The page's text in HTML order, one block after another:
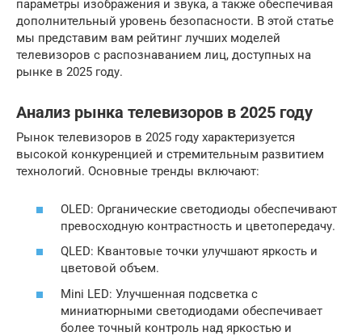
параметры изображения и звука, а также обеспечивая
дополнительный уровень безопасности. В этой статье
мы представим вам рейтинг лучших моделей
телевизоров с распознаванием лиц, доступных на
рынке в 2025 году.
Анализ рынка телевизоров в 2025 году
Рынок телевизоров в 2025 году характеризуется
высокой конкуренцией и стремительным развитием
технологий. Основные тренды включают:
OLED: Органические светодиоды обеспечивают
превосходную контрастность и цветопередачу.
QLED: Квантовые точки улучшают яркость и
цветовой объем.
Mini LED: Улучшенная подсветка с
миниатюрными светодиодами обеспечивает
более точный контроль над яркостью и